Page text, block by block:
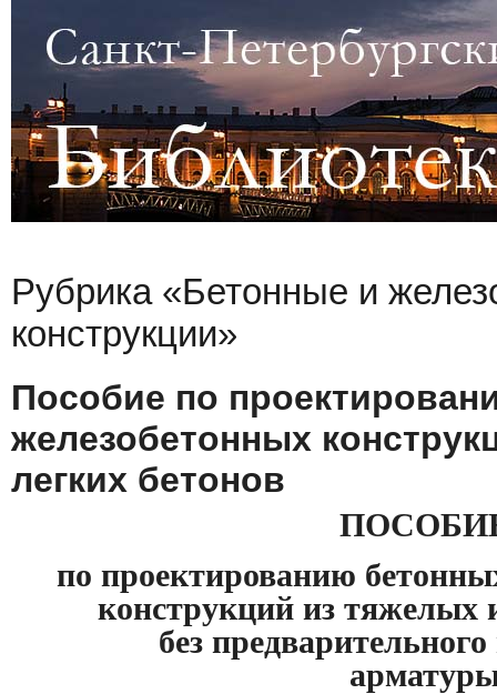
Рубрика «Бетонные и
конструкции»
Пособие по
железобетонных
легких бетонов
по проектированию
конструкций из тяжелых
без